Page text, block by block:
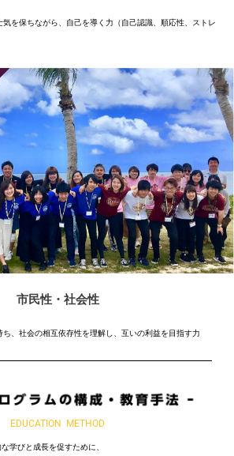
を保ちながら、自己を導く力（自己認識、順応性、ストレ
市民性・社会性
、社会の相互依存性を理解し、互いの利益を目指す力
EDUCATION METHOD
学びと成長を促すために、